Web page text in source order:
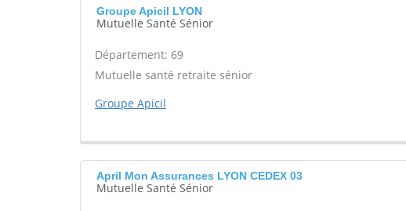
Groupe Apicil LYON
Mutuelle Santé Sénior
Département: 69
Mutuelle santé retraite sénior
Groupe Apicil
April Mon Assurances LYON CEDEX 03
Mutuelle Santé Sénior